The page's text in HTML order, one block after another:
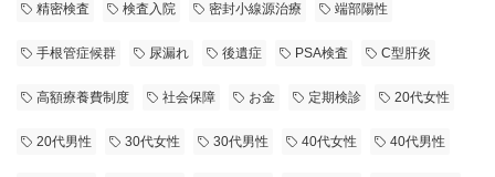
精密検査 検査入院 密封小線源治療 端部陽性
手根管症候群 尿漏れ 後遺症 PSA検査 C型肝炎
高額療養費制度 社会保障 お金 定期検診 20代女性
20代男性 30代女性 30代男性 40代女性 40代男性